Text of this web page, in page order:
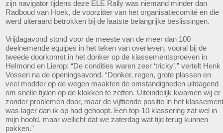
zijn navigator tijdens deze ELE Rally was niemand minder dan
Radboud van Hoek, de voorzitter van het organisatiecomité en die
werd uiteraard betrokken bij de laatste belangrijke beslissingen.
Vrijdagavond stond voor de meeste van de meer dan 100
deelnemende equipes in het teken van overleven, vooral bij de
tweede doorkomst in het donker op de klassementsproeven in
Helmond en Lierop: “De condities waren zeer ‘tricky’,” vertelt Henk
Vossen na de openingsavond. “Donker, regen, grote plassen en
veel modder op de wegen maakten de omstandigheden uitdagend
om snelle tijden op de klokken te zetten. Uiteindelijk kwamen wij er
zonder problemen door, maar de vijftiende positie in het klassement
was lager dan ik op had gehoopt. Een top-10 klassering zat wel in
mijn hoofd, maar wellicht dat we zaterdag wat tijd terug kunnen
pakken.”